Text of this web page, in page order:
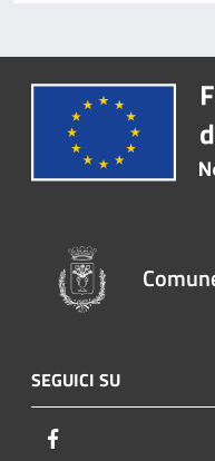
SEGUICI SU